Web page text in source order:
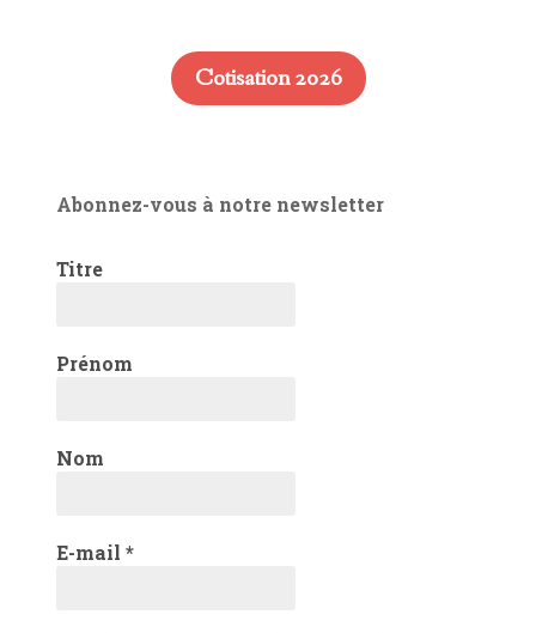
Cotisation 2026
Abonnez-vous à notre newsletter
Titre
Prénom
Nom
E-mail *